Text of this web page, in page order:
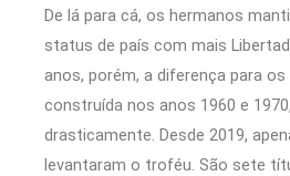
De lá para cá, os hermanos
status de país com mais
anos, porém, a diferença para
construída nos anos 1960 e
drasticamente. Desde 2019,
levantaram o troféu. São sete